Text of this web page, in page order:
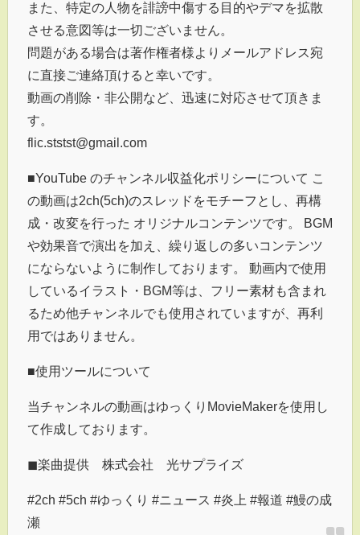
また、特定の人物を誹謗中傷する目的やデマを拡散
させる意図等は一切ございません。
問題がある場合は著作権者様よりメールアドレス宛
に直接ご連絡頂けると幸いです。
動画の削除・非公開など、迅速に対応させて頂きま
す。
flic.ststst@gmail.com
■YouTube のチャンネル収益化ポリシーについて こ
の動画は2ch(5ch)のスレッドをモチーフとし、再構
成・改変を行った オリジナルコンテンツです。 BGM
や効果音で演出を加え、繰り返しの多いコンテンツ
にならないように制作しております。 動画内で使用
しているイラスト・BGM等は、フリー素材も含まれ
るため他チャンネルでも使用されていますが、再利
用ではありません。
■使用ツールについて
当チャンネルの動画はゆっくりMovieMakerを使用し
て作成しております。
◼︎楽曲提供 株式会社 光サプライズ
#2ch #5ch #ゆっくり #ニュース #炎上 #報道 #鰻の成
瀬